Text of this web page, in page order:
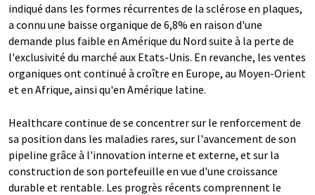
indiqué dans les formes récurrentes de la sclérose en plaques,
a connu une baisse organique de 6,8% en raison d'une
demande plus faible en Amérique du Nord suite à la perte de
l'exclusivité du marché aux Etats-Unis. En revanche, les ventes
organiques ont continué à croître en Europe, au Moyen-Orient
et en Afrique, ainsi qu'en Amérique latine.
Healthcare continue de se concentrer sur le renforcement de
sa position dans les maladies rares, sur l'avancement de son
pipeline grâce à l'innovation interne et externe, et sur la
construction de son portefeuille en vue d'une croissance
durable et rentable. Les progrès récents comprennent le